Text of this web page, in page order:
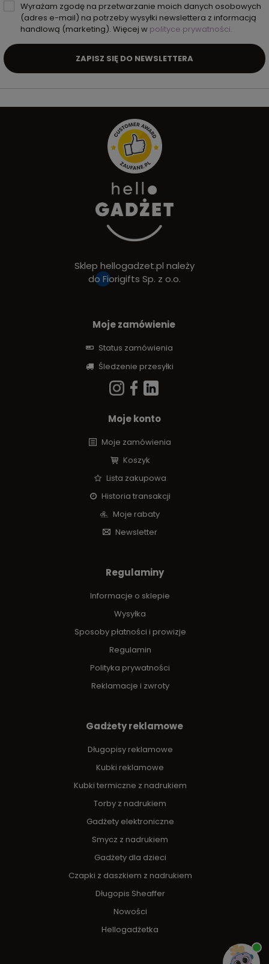
Wyrażam zgodę na przetwarzanie moich danych osobowych
(adres e-mail) na potrzeby wysyłki newslettera z informacją
handlową (marketing). Więcej w polityce prywatności.
ZAPISZ SIĘ DO NEWSLETTERA
Sklep hellogadzet.pl należy
do Fiorigifts Sp. z o.o.
Moje zamówienie
Status zamówienia
Śledzenie przesyłki
Moje konto
Moje zamówienia
Koszyk
Lista zakupowa
Historia transakcji
Moje rabaty
Newsletter
Regulaminy
Informacje o sklepie
Wysyłka
Sposoby płatności i prowizje
Regulamin
Polityka prywatności
Reklamacje i zwroty
Gadżety reklamowe
Długopisy reklamowe
Kubki reklamowe
Kubki termiczne z nadrukiem
Torby z nadrukiem
Gadżety elektroniczne
Smycz z nadrukiem
Gadżety dla dzieci
Czapki z daszkiem z nadrukiem
Długopis Sheaffer
Nowości
Hellogadżetka